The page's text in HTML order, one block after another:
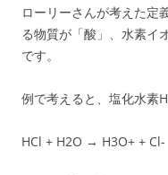
ローリーさんが考えた定
る物質が「酸」、水素イ
です。
例で考えると、塩化水素
HCl + H2O → H3O+ + Cl-